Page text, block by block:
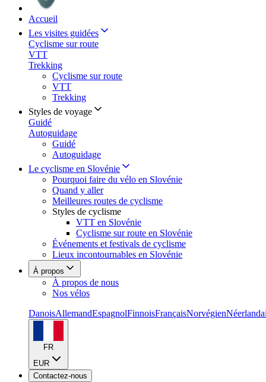
Accueil
Les visites guidées
Cyclisme sur route
VTT
Trekking
Cyclisme sur route
VTT
Trekking
Styles de voyage
Guidé
Autoguidage
Guidé
Autoguidage
Le cyclisme en Slovénie
Pourquoi faire du vélo en Slovénie
Quand y aller
Meilleures routes de cyclisme
Styles de cyclisme
VTT en Slovénie
Cyclisme sur route en Slovénie
Événements et festivals de cyclisme
Lieux incontournables en Slovénie
À propos
À propos de nous
Nos vélos
DanoisAllemandEspagnolFinnoisFrançaisNorvégien
FR
EUR
Contactez-nous